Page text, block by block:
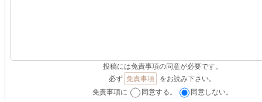
投稿には免責事項の同意が必要です。
必ず 免責事項
をお読み下さい。
免責事項に
同意する。 同意しない。